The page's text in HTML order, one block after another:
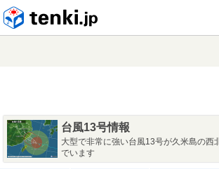
台風13号情報
大型で非常に強い台風13号が久米島の西
でいます